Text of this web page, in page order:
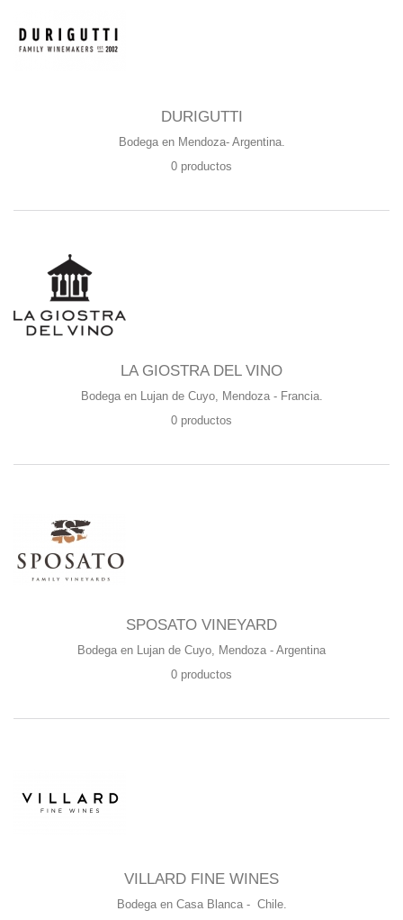
DURIGUTTI
Bodega en Mendoza- Argentina.
0 productos
LA GIOSTRA DEL VINO
Bodega en Lujan de Cuyo, Mendoza - Francia.
0 productos
SPOSATO VINEYARD
Bodega en Lujan de Cuyo, Mendoza - Argentina
0 productos
VILLARD FINE WINES
Bodega en Casa Blanca - Chile.